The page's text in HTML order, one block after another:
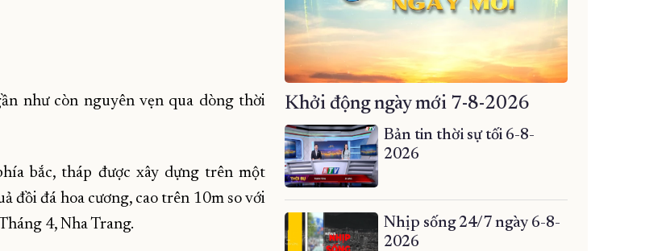
như còn nguyên vẹn qua dòng thời
bắc, tháp được xây dựng trên một
đồi đá hoa cương, cao trên 10m so với
4, Nha Trang.
Khởi động ngày mới 7-8-2026
Bản tin thời sự tối 6-8-
2026
Nhịp sống 24/7 ngày 6-8-
2026